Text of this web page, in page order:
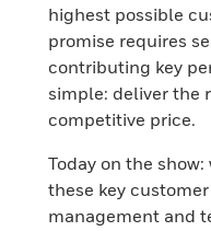
highest possible
promise requires
contributing key
simple: deliver the
competitive price.
Today on the
these key
management and